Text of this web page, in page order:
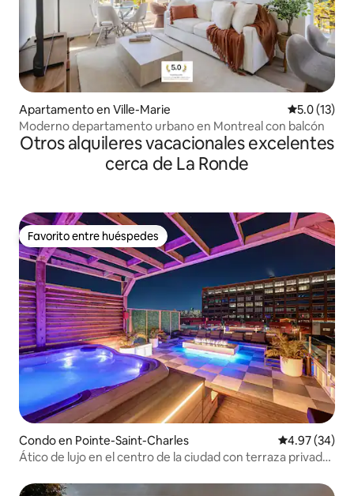
Apartamento en Ville-Marie Calificación
5.0 (13)
Moderno departamento urbano en Montreal con balcón
Otros alquileres vacacionales excelentes
cerca de La Ronde
Favorito entre huéspedes
Favorito entre huéspedes
Condo en Pointe-Saint-Charles Calificación
4.97 (34)
Ático de lujo en el centro de la ciudad con terraza privada